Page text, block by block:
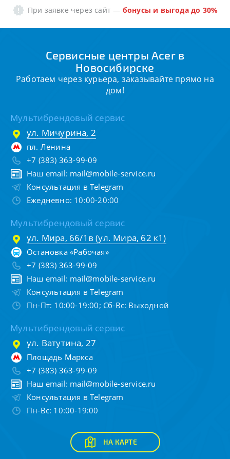
При заявке через сайт — бонусы и выгода до 30%
Сервисные центры Acer в
Новосибирске
Работаем через курьера, заказывайте прямо на
дом!
Мультибрендовый сервис
ул. Мичурина, 2
пл. Ленина
+7 (383) 363-99-09
Наш email: mail@mobile-service.ru
Консультация в Telegram
Ежедневно: 10:00-20:00
Мультибрендовый сервис
ул. Мира, 66/1в (ул. Мира, 62 к1)
Остановка «Рабочая»
+7 (383) 363-99-09
Наш email: mail@mobile-service.ru
Консультация в Telegram
Пн-Пт: 10:00-19:00; Сб-Вс: Выходной
Мультибрендовый сервис
ул. Ватутина, 27
Площадь Маркса
+7 (383) 363-99-09
Наш email: mail@mobile-service.ru
Консультация в Telegram
Пн-Вс: 10:00-19:00
НА КАРТЕ